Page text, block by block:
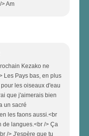
Am
Kezako ne
Les Pays bas, en plus
les oiseaux d'eau
que j'aimerais bien
un sacré
les faons aussi.<br
de langues.<br /> Ça
/> J'espère que tu